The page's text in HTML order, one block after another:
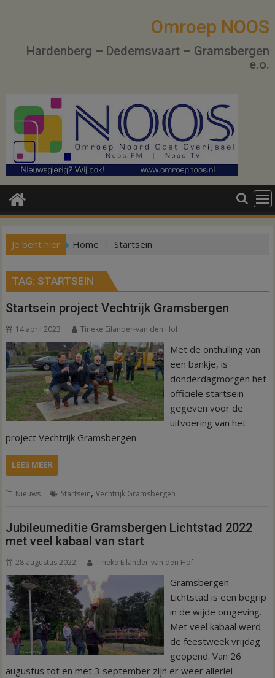
Omroep NOOS
Hardenberg – Dedemsvaart – Gramsbergen
e.o.
Je bent hier Home Startsein
TAG:STARTSEIN
Startsein project Vechtrijk Gramsbergen
14 april 2023 Tineke Eilander-van den Hof
Met de onthulling van
een bankje, is
donderdagmorgen het
officiële startsein
gegeven voor de
uitvoering van het
project Vechtrijk Gramsbergen.
LEES MEER
Nieuws Startsein,Vechtrijk Gramsbergen
Jubileumeditie Gramsbergen Lichtstad 2022
met veel kabaal van start
28 augustus 2022 Tineke Eilander-van den Hof
Gramsbergen
Lichtstad is een begrip
in de wijde omgeving.
Met veel kabaal werd
de feestweek vrijdag
geopend. Van 26
augustus tot en met 3 september zijn er weer allerlei